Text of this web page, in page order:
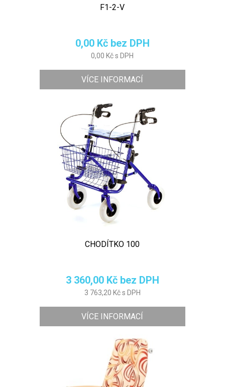
F1-2-V
0,00 Kč bez DPH
0,00 Kč s DPH
VÍCE INFORMACÍ
CHODÍTKO 100
3 360,00 Kč bez DPH
3 763,20 Kč s DPH
VÍCE INFORMACÍ